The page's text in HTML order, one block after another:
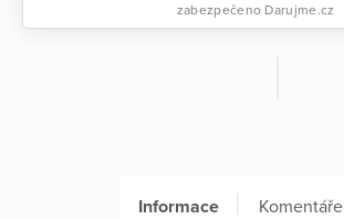
zabezpečeno Darujme.cz
Informace Komentáře